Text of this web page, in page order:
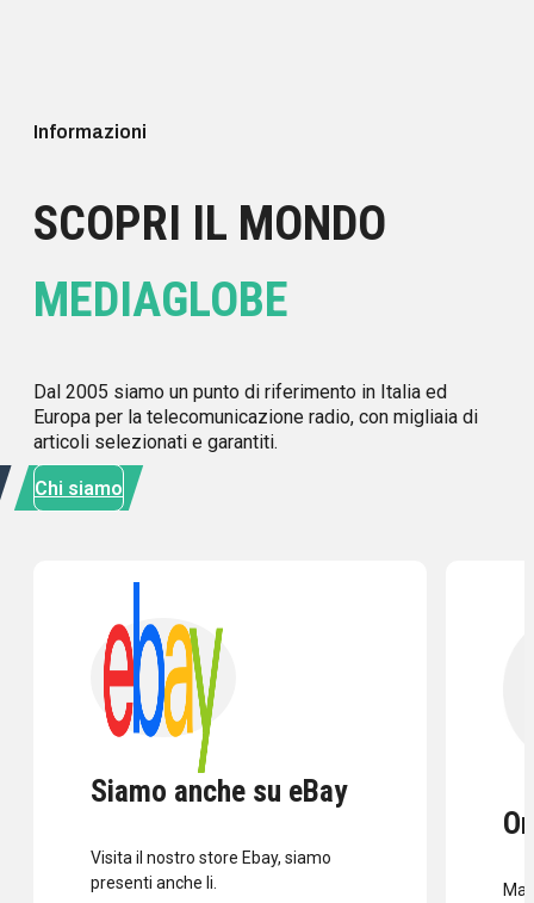
Informazioni
SCOPRI IL MONDO
MEDIAGLOBE
Dal 2005 siamo un punto di riferimento in Italia ed
Europa per la telecomunicazione radio, con migliaia di
articoli selezionati e garantiti.
Chi siamo
Siamo anche su eBay
Visita il nostro store Ebay, siamo
presenti anche li.